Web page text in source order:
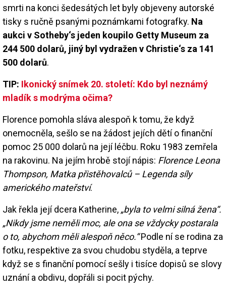
smrti na konci šedesátých let byly objeveny autorské
tisky s ručně psanými poznámkami fotografky. Na
aukci v Sotheby‘s jeden koupilo Getty Museum za
244 500 dolarů, jiný byl vydražen v Christie‘s za 141
500 dolarů.
TIP: Ikonický snímek 20. století: Kdo byl neznámý
mladík s modrýma očima?
Florence pomohla sláva alespoň k tomu, že když
onemocněla, sešlo se na žádost jejích dětí o finanční
pomoc 25 000 dolarů na její léčbu. Roku 1983 zemřela
na rakovinu. Na jejím hrobě stojí nápis: Florence Leona
Thompson, Matka přistěhovalců – Legenda síly
amerického mateřství.
Jak řekla její dcera Katherine, „byla to velmi silná žena“.
„Nikdy jsme neměli moc, ale ona se vždycky postarala
o to, abychom měli alespoň něco.“Podle ní se rodina za
fotku, respektive za svou chudobu styděla, a teprve
když se s finanční pomocí sešly i tisíce dopisů se slovy
uznání a obdivu, dopřáli si pocit pýchy.